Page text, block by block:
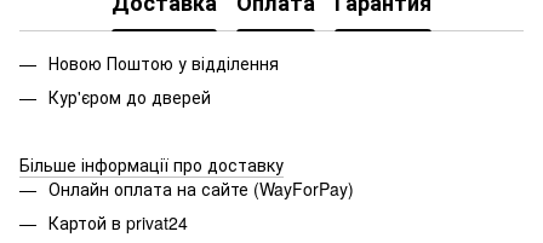
Новою Поштою у відділення
Кур'єром до дверей
Більше інформації про доставку
Онлайн оплата на сайте (WayForPay)
Картой в privat24